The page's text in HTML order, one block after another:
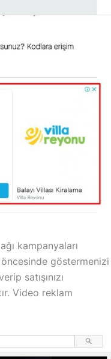
kampanyaları
öncesinde göstermenizi
satışınızı
Video reklam